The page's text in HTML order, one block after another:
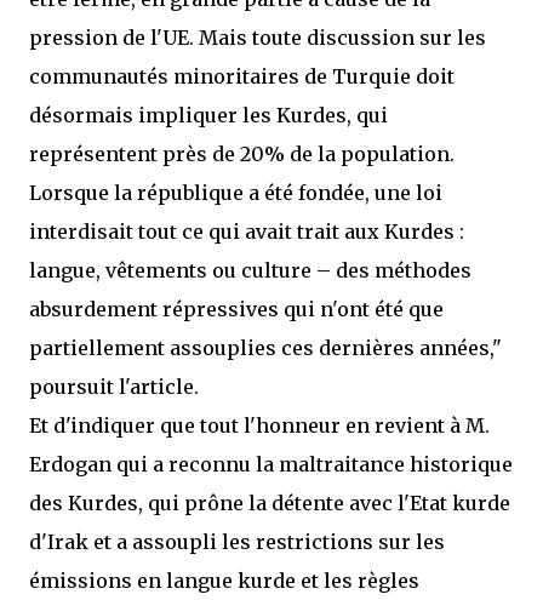
pression de l'UE. Mais toute discussion sur les
communautés minoritaires de Turquie doit
désormais impliquer les Kurdes, qui
représentent près de 20% de la population.
Lorsque la république a été fondée, une loi
interdisait tout ce qui avait trait aux Kurdes :
langue, vêtements ou culture – des méthodes
absurdement répressives qui n'ont été que
partiellement assouplies ces dernières années,"
poursuit l'article.
Et d'indiquer que tout l'honneur en revient à M.
Erdogan qui a reconnu la maltraitance historique
des Kurdes, qui prône la détente avec l'Etat kurde
d'Irak et a assoupli les restrictions sur les
émissions en langue kurde et les règles